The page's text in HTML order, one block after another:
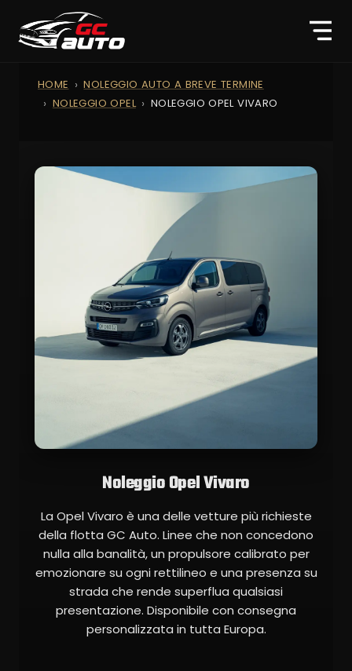
HOME
NOLEGGIO AUTO A BREVE TERMINE
NOLEGGIO OPEL
NOLEGGIO OPEL VIVARO
Noleggio Opel Vivaro
La Opel Vivaro è una delle vetture più richieste
della flotta GC Auto. Linee che non concedono
nulla alla banalità, un propulsore calibrato per
emozionare su ogni rettilineo e una presenza su
strada che rende superflua qualsiasi
presentazione. Disponibile con consegna
personalizzata in tutta Europa.